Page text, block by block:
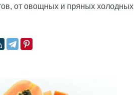
от овощных и пряных холодных